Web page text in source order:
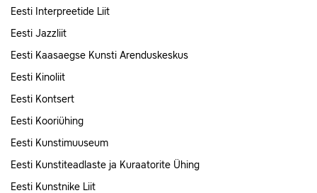
Eesti Interpreetide Liit
Eesti Jazzliit
Eesti Kaasaegse Kunsti Arenduskeskus
Eesti Kinoliit
Eesti Kontsert
Eesti Kooriühing
Eesti Kunstimuuseum
Eesti Kunstiteadlaste ja Kuraatorite Ühing
Eesti Kunstnike Liit